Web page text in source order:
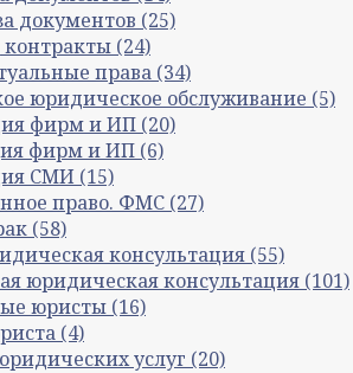
документов (25)
(24)
права (34)
юридическое обслуживание (5)
фирм и ИП (20)
фирм и ИП (6)
СМИ (15)
право. ФМС (27)
(58)
консультация (55)
юридическая консультация (101)
юристы (16)
(4)
услуг (20)